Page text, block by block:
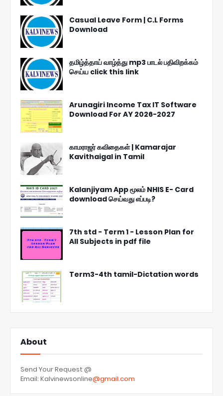
Casual Leave Form | C.L Forms
Download
தமிழ்த்தாய் வாழ்த்து mp3 பாடல் பதிவிறக்கம்
செய்ய click this link
Arunagiri Income Tax IT Software
Download For AY 2026-2027
காமராஜர் கவிதைகள் | Kamarajar
Kavithaigal in Tamil
Kalanjiyam App மூலம் NHIS E- Card
download செய்வது எப்படி?
7th std - Term 1 - Lesson Plan for
All Subjects in pdf file
Term3-4th tamil-Dictation words
About
Send Your Request @
Email: Kalvinewsonline@gmail.com